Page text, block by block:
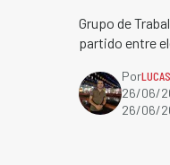
Grupo de
partido entre
Por
26/06/
26/06/